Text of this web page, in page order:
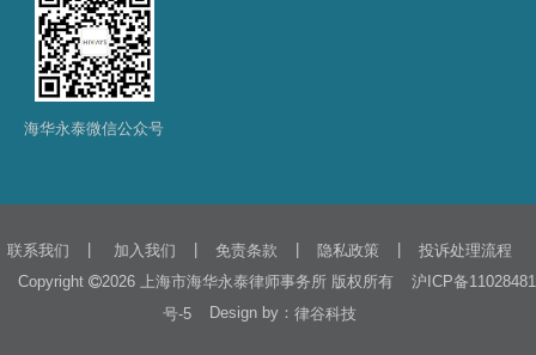
海华永泰微信公众号
联系我们 加入我们 免责条款 隐私政策
投诉处理流程
Copyright
2026 上海市海华永泰律师事务所 版权所有
沪ICP备11028481
号-5
Design by： 律谷科技